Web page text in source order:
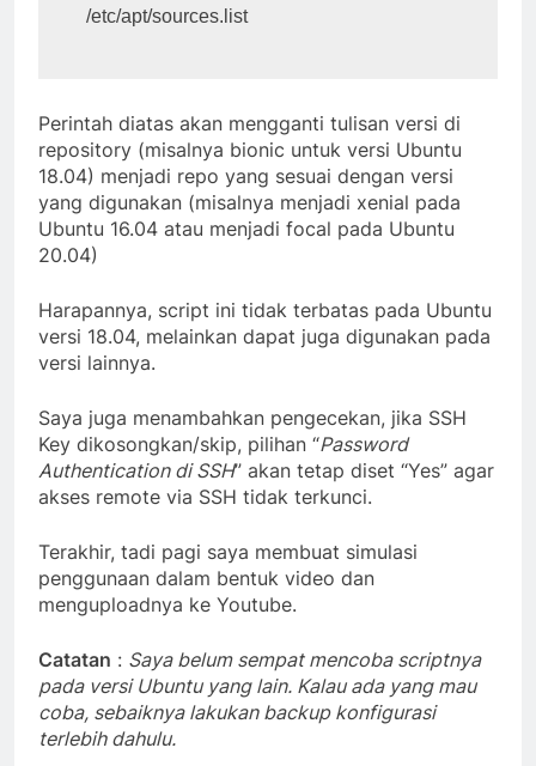
/etc/apt/sources.list
Perintah diatas akan mengganti tulisan versi di
repository (misalnya bionic untuk versi Ubuntu
18.04) menjadi repo yang sesuai dengan versi
yang digunakan (misalnya menjadi xenial pada
Ubuntu 16.04 atau menjadi focal pada Ubuntu
20.04)
Harapannya, script ini tidak terbatas pada Ubuntu
versi 18.04, melainkan dapat juga digunakan pada
versi lainnya.
Saya juga menambahkan pengecekan, jika SSH
Key dikosongkan/skip, pilihan “Password
Authentication di SSH” akan tetap diset “Yes” agar
akses remote via SSH tidak terkunci.
Terakhir, tadi pagi saya membuat simulasi
penggunaan dalam bentuk video dan
menguploadnya ke Youtube.
Catatan : Saya belum sempat mencoba scriptnya
pada versi Ubuntu yang lain. Kalau ada yang mau
coba, sebaiknya lakukan backup konfigurasi
terlebih dahulu.